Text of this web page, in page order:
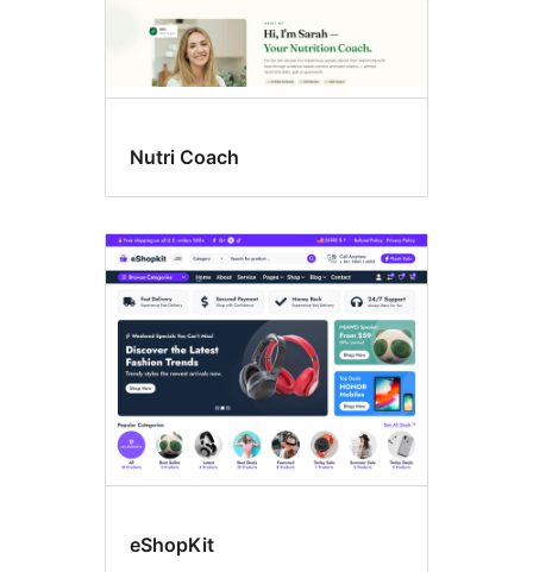
Nutri Coach
eShopKit